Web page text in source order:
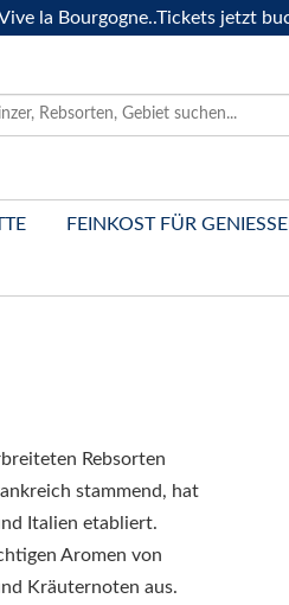
Bourgogne..Tickets jetzt buchen!
FEINKOST FÜR GENIESSER
Rebsorten
stammend, hat
Italien etabliert.
Aromen von
Kräuternoten aus.